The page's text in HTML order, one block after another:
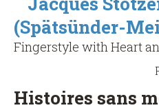
des
Pfeifens)
&
Überraschungsgast
(Spätsünder-
Fingerstyle with Heart
Histoires sans